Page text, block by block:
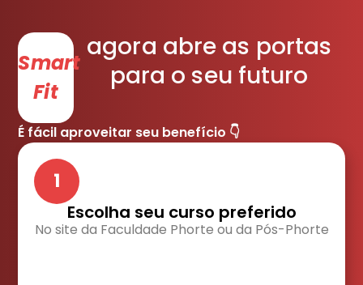
Smart
Fit
agora abre as portas
para o seu futuro
É fácil aproveitar seu benefício 👇
1
Escolha seu curso preferido
No site da Faculdade Phorte ou da Pós-Phorte